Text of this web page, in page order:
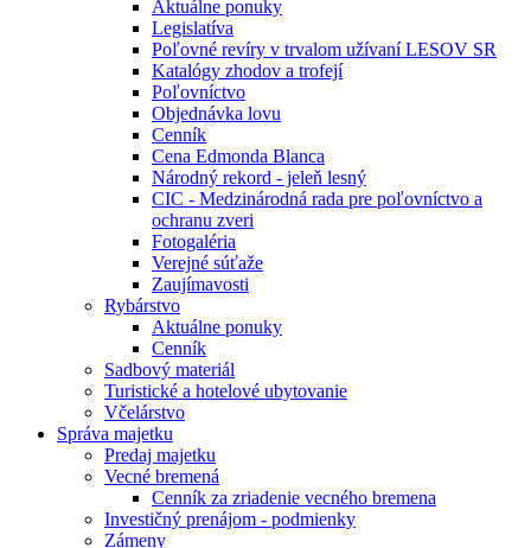
Aktuálne ponuky
Legislatíva
Poľovné revíry v trvalom užívaní LESOV SR
Katalógy zhodov a trofejí
Poľovníctvo
Objednávka lovu
Cenník
Cena Edmonda Blanca
Národný rekord - jeleň lesný
CIC - Medzinárodná rada pre poľovníctvo a
ochranu zveri
Fotogaléria
Verejné súťaže
Zaujímavosti
Rybárstvo
Aktuálne ponuky
Cenník
Sadbový materiál
Turistické a hotelové ubytovanie
Včelárstvo
Správa majetku
Predaj majetku
Vecné bremená
Cenník za zriadenie vecného bremena
Investičný prenájom - podmienky
Zámeny